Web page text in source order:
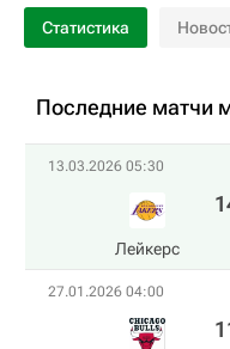
Статистика
Последние матчи
13.03.2026 05:30
Лейкерс
27.01.2026 04:00